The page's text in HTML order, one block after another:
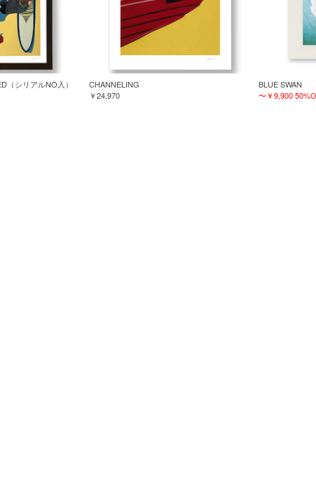
（シリアルNO入）
CHANNELING
￥24,970
BLUE SWAN
〜￥9,900